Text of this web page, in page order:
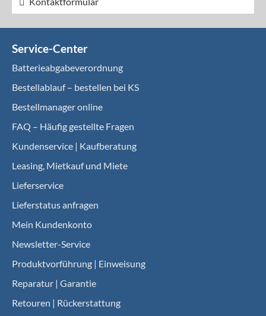
Service-Center
Batterieabgabeverordnung
Bestellablauf – bestellen bei KS
Bestellmanager online
FAQ – Häufig gestellte Fragen
Kundenservice | Kaufberatung
Leasing, Mietkauf und Miete
Lieferservice
Lieferstatus anfragen
Mein Kundenkonto
Newsletter-Service
Produktvorführung | Einweisung
Reparatur | Garantie
Retouren | Rückerstattung